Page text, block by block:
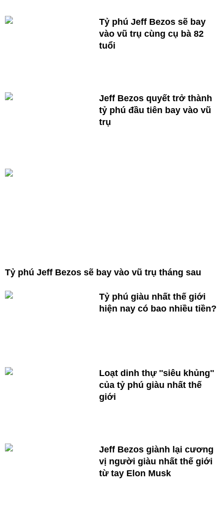
Tỷ phú Jeff Bezos sẽ bay
vào vũ trụ cùng cụ bà 82
tuổi
Jeff Bezos quyết trở thành
tỷ phú đầu tiên bay vào vũ
trụ
Tỷ phú Jeff Bezos sẽ bay vào vũ trụ tháng sau
Tỷ phú giàu nhất thế giới
hiện nay có bao nhiều tiền?
Loạt dinh thự ''siêu khủng''
của tỷ phú giàu nhất thế
giới
Jeff Bezos giành lại cương
vị người giàu nhất thế giới
từ tay Elon Musk